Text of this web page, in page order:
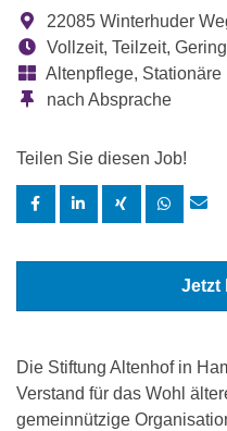
22085 Winterhuder
Vollzeit, Teilzeit,
Altenpflege, Stationäre
nach Absprache
Teilen Sie diesen Job!
Jetzt
Die Stiftung Altenhof in
Verstand für das Wohl
gemeinnützige